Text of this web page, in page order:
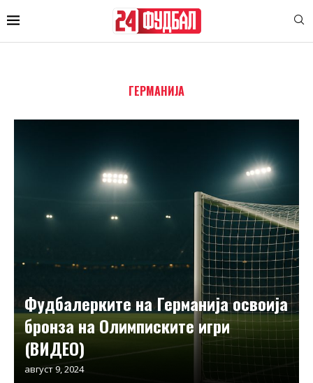
ГЕРМАНИЈА
Фудбалерките на Германија освоија
бронза на Олимписките игри
(ВИДЕО)
август 9, 2024